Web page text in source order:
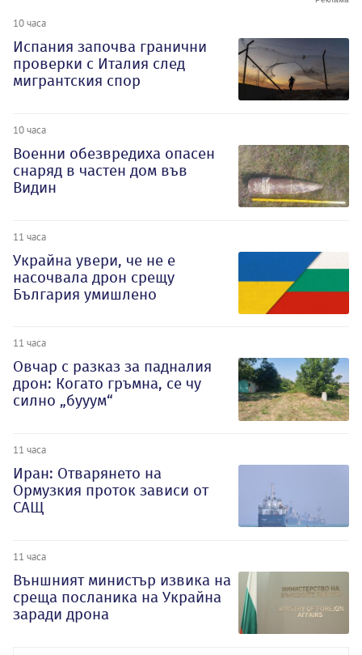
10 часа
Испания започва гранични
проверки с Италия след
мигрантския спор
10 часа
Военни обезвредиха опасен
снаряд в частен дом във
Видин
11 часа
Украйна увери, че не е
насочвала дрон срещу
България умишлено
11 часа
Овчар с разказ за падналия
дрон: Когато гръмна, се чу
силно „бууум“
11 часа
Иран: Отварянето на
Ормузкия проток зависи от
САЩ
11 часа
Външният министър извика на
среща посланика на Украйна
заради дрона